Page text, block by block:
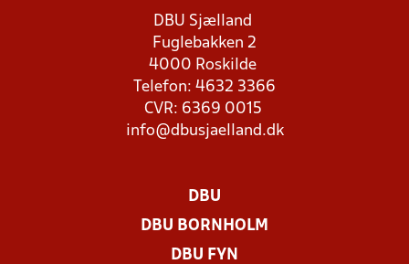
DBU Sjælland
Fuglebakken 2
4000 Roskilde
Telefon: 4632 3366
CVR: 6369 0015
info@dbusjaelland.dk
DBU
DBU BORNHOLM
DBU FYN